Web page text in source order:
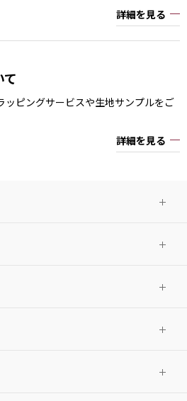
詳細を見る
ッピングサービスや生地サンプルをご
詳細を見る